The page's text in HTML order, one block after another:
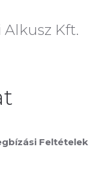
Kft.
Feltételek